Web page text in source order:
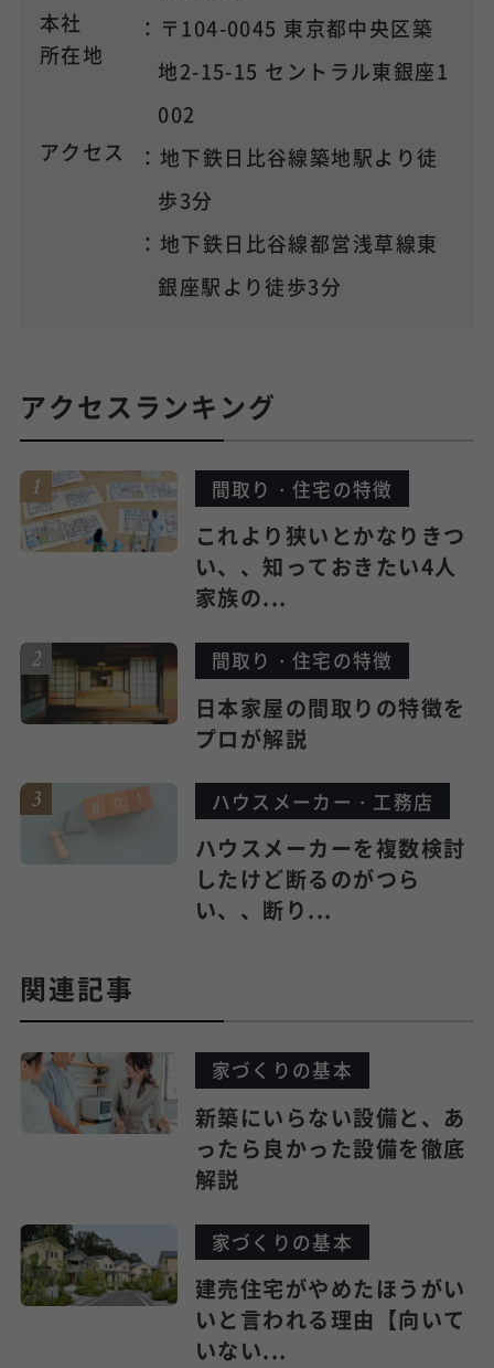
本社
所在地
：〒104-0045 東京都中央区築
地2-15-15 セントラル東銀座1
002
アクセス
：地下鉄日比谷線築地駅より徒
歩3分
：地下鉄日比谷線都営浅草線東
銀座駅より徒歩3分
アクセスランキング
間取り・住宅の特徴
これより狭いとかなりきつ
い、、知っておきたい4人
家族の...
間取り・住宅の特徴
日本家屋の間取りの特徴を
プロが解説
ハウスメーカー・工務店
ハウスメーカーを複数検討
したけど断るのがつら
い、、断り...
関連記事
家づくりの基本
新築にいらない設備と、あ
ったら良かった設備を徹底
解説
家づくりの基本
建売住宅がやめたほうがい
いと言われる理由【向いて
いない...